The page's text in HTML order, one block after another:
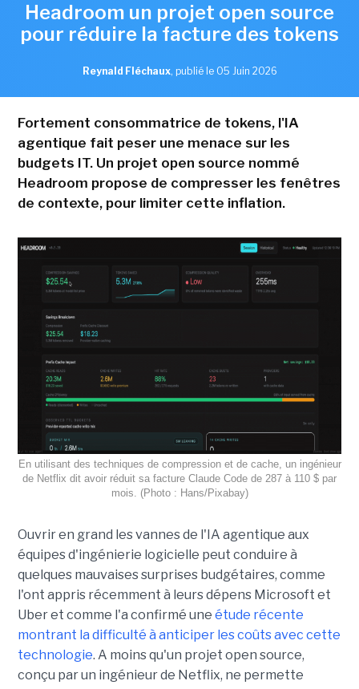
Headroom un projet open source
pour réduire la facture des tokens
Reynald Fléchaux, publié le 05 Juin 2026
Fortement consommatrice de tokens, l'IA
agentique fait peser une menace sur les
budgets IT. Un projet open source nommé
Headroom propose de compresser les fenêtres
de contexte, pour limiter cette inflation.
En utilisant des techniques de compression et de cache, un ingénieur
de Netflix dit avoir réduit sa facture Claude Code de 287 à 110 $ par
mois. (Photo : Hans/Pixabay)
Ouvrir en grand les vannes de l'IA agentique aux
équipes d'ingénierie logicielle peut conduire à
quelques mauvaises surprises budgétaires, comme
l'ont appris récemment à leurs dépens Microsoft et
Uber et comme l'a confirmé une étude récente
montrant la difficulté à anticiper les coûts avec cette
technologie. A moins qu'un projet open source,
conçu par un ingénieur de Netflix, ne permette